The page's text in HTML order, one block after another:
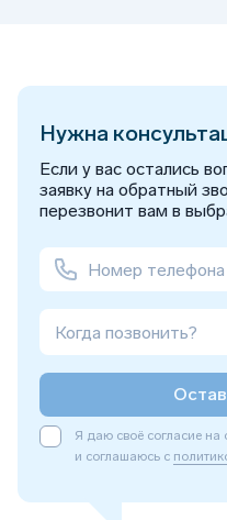
Нужна
Если у вас остались
заявку на обратный
перезвонит вам в
Когда позвонить?
Я даю своё согласие
и соглашаюсь с